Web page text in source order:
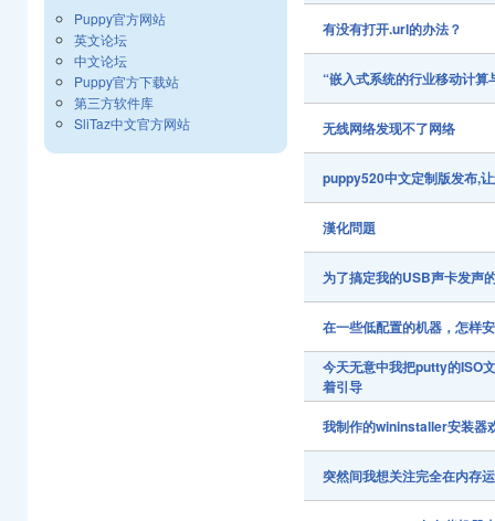
有没有打开.url的办法？
“嵌入式系统的行业移动计算
无线网络发现不了网络
puppy520中文定制版发布,
漢化問題
为了搞定我的USB声卡发声
在一些低配置的机器，怎样
今天无意中我把putty的ISO
着引导
我制作的wininstaller安装器
突然间我想关注完全在内存
Puppy官方网站
英文论坛
中文论坛
Puppy官方下载站
第三方软件库
SliTaz中文官方网站